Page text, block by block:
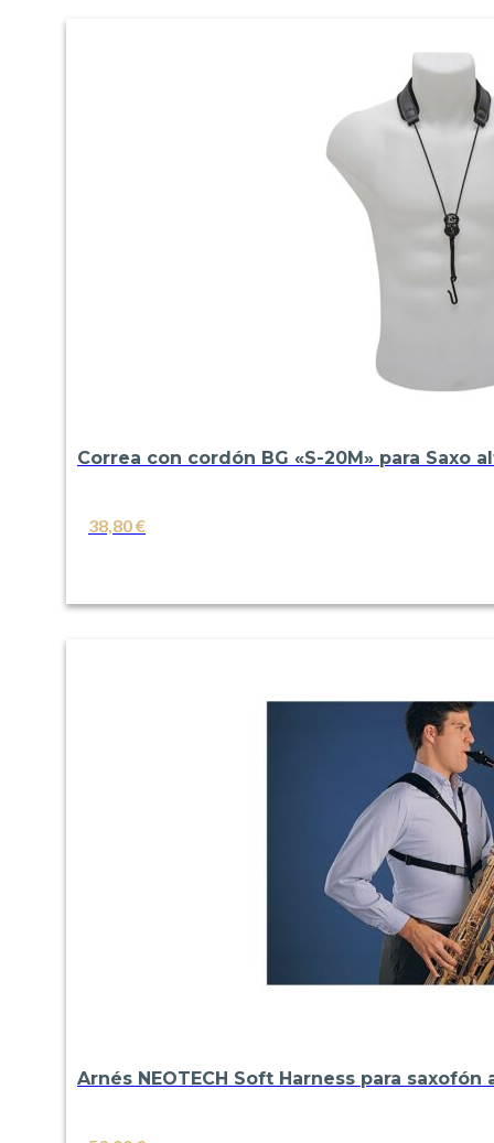
Correa con cordón BG «S-20M» para Saxo
38,80€
Arnés NEOTECH Soft Harness para